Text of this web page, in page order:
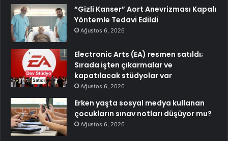
“Gizli Kanser” Aort Anevrizması Kapalı
Yöntemle Tedavi Edildi
Ağustos 6, 2026
Electronic Arts (EA) resmen satıldı;
Sırada işten çıkarmalar ve
kapatılacak stüdyolar var
Ağustos 6, 2026
Erken yaşta sosyal medya kullanan
çocukların sınav notları düşüyor mu?
Ağustos 6, 2026